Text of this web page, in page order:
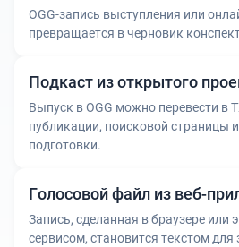
OGG-запись выступления или
превращается в черновик
Подкаст из открытого
Выпуск в OGG можно перевести в
публикации, поисковой страницы
подготовки.
Голосовой файл из веб-
Запись, сделанная в браузере или
сервисом, становится текстом